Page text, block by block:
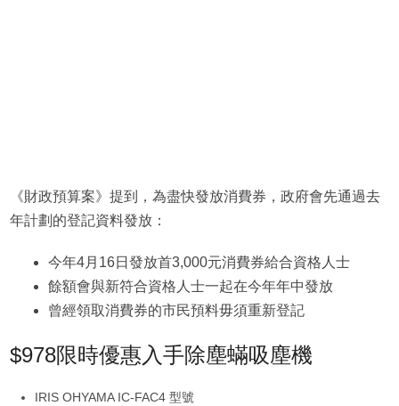
《財政預算案》提到，為盡快發放消費券，政府會先通過去
年計劃的登記資料發放：
今年4月16日發放首3,000元消費券給合資格人士
餘額會與新符合資格人士一起在今年年中發放
曾經領取消費券的市民預料毋須重新登記
$978限時優惠入手除塵蟎吸塵機
IRIS OHYAMA IC-FAC4 型號